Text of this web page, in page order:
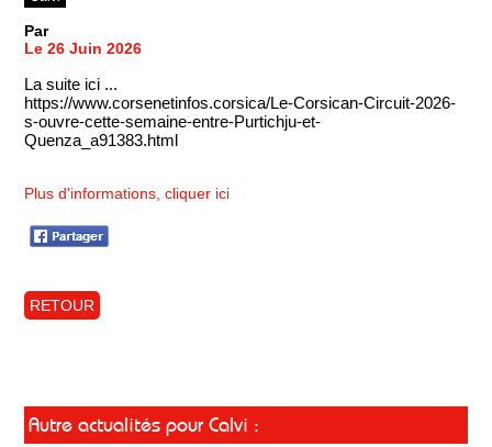
Par
Le 26 Juin 2026
La suite ici ...
https://www.corsenetinfos.corsica/Le-Corsican-Circuit-2026-
s-ouvre-cette-semaine-entre-Purtichju-et-
Quenza_a91383.html
Plus d'informations, cliquer ici
RETOUR
Autre actualités pour Calvi :